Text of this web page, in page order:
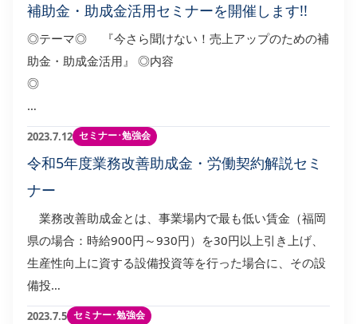
補助金・助成金活用セミナーを開催します!!
◎テーマ◎ 『今さら聞けない！売上アップのための補
助金・助成金活用』 ◎内容
…
2023.7.12 セミナー･勉強会
令和5年度業務改善助成金・労働契約解説セミ
ナー
業務改善助成金とは、事業場内で最も低い賃金（福岡
県の場合：時給900円～930円）を30円以上引き上げ、
生産性向上に資する設備投資等を行った場合に、その設
備投…
2023.7.5 セミナー･勉強会